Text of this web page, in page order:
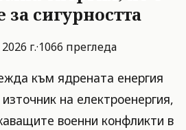
сигурността
г.·1066 прегледа
към ядрената енергия
на електроенергия,
военни конфликти в